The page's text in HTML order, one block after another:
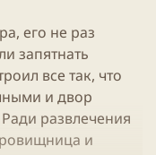
его не раз
запятнать
все так, что
и двор
развлечения
и